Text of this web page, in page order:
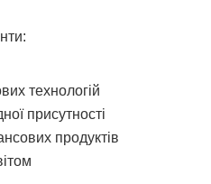
технологій
присутності
продуктів